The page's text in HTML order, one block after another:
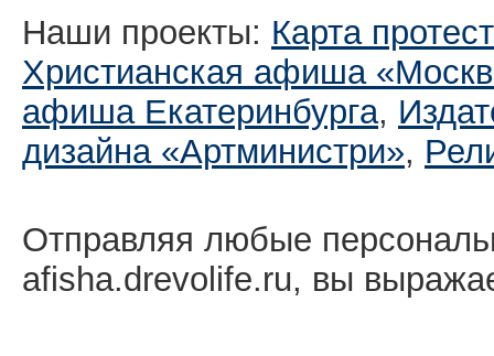
Наши проекты: Карта
Христианская афиша
афиша Екатеринбургa,
дизайна «Артминистри»,
Отправляя любые
afisha.drevolife.ru, вы